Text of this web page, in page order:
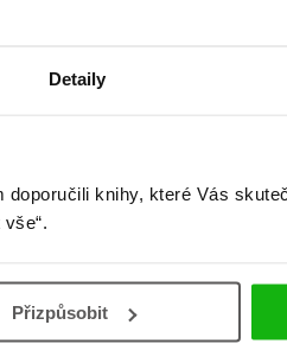
Detaily
knihy, které Vás
Přizpůsobit